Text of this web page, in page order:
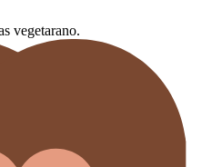
vegetarano.